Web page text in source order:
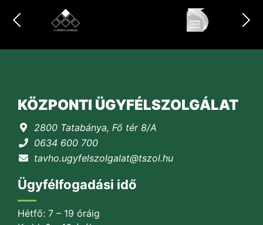
KÖZPONTI ÜGYFÉLSZOLGÁLAT
2800 Tatabánya, Fő tér 8/A
0634 600 700
tavho.ugyfelszolgalat@tszol.hu
Ügyfélfogadási idő
Hétfő: 7 – 19 óráig